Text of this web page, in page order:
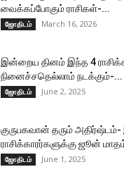
வைக்கப்போகும் ராசிகள்-...
ஜோதிடம் March 16, 2026
இன்றைய தினம் இந்த 4
நினைச்சதெல்லாம் நடக்கும்-...
ஜோதிடம் June 2, 2025
குருபகவான் தரும்
ராசிக்காரர்களுக்கு ஜூன்
ஜோதிடம் June 1, 2025